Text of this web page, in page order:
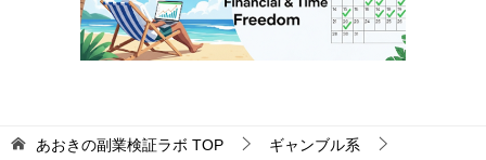
あおきの副業検証ラボ TOP ギャンブル系